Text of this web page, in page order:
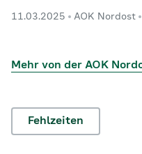
langzeiterkrankte
11.03.2025 AOK Nordost
Mehr von der AOK
Fehlzeiten